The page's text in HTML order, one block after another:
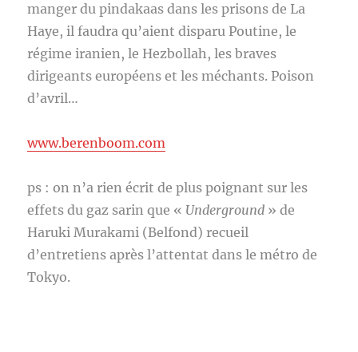
manger du pindakaas dans les prisons de La
Haye, il faudra qu’aient disparu Poutine, le
régime iranien, le Hezbollah, les braves
dirigeants européens et les méchants. Poison
d’avril…
www.berenboom.com
ps : on n’a rien écrit de plus poignant sur les
effets du gaz sarin que « Underground » de
Haruki Murakami (Belfond) recueil
d’entretiens après l’attentat dans le métro de
Tokyo.